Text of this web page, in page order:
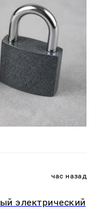
час назад
электрический